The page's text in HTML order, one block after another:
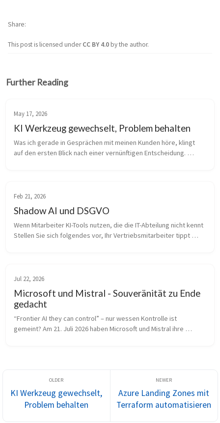
This post is licensed underCC BY 4.0by the author.
Share
Further Reading
May 17, 2026
KI Werkzeug gewechselt, Problem behalten
Was ich gerade in Gesprächen mit meinen Kunden höre, klingt
auf den ersten Blick nach einer vernünftigen Entscheidung.
Feb 21, 2026
Shadow AI und DSGVO
Wenn Mitarbeiter KI-Tools nutzen, die die IT-Abteilung nicht kennt
Stellen Sie sich folgendes vor, Ihr Vertriebsmitarbeiter tippt
Jul 22, 2026
Microsoft und Mistral - Souveränität zu Ende
gedacht
“Frontier AI they can control” – nur wessen Kontrolle ist
gemeint? Am 21. Juli 2026 haben Microsoft und Mistral ihre
KI Werkzeug gewechselt,
Problem behalten
Azure Landing Zones mit
Terraform automatisieren